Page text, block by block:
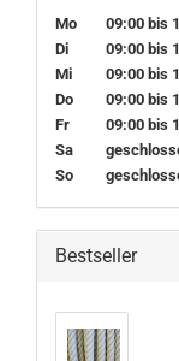
Mo
09:00 bis
Di
09:00 bis
Mi
09:00 bis
Do
09:00 bis
Fr
09:00 bis
Sa
So
Bestseller